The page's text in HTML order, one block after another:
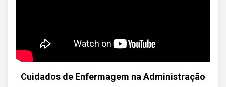
Cuidados de Enfermagem na Administração